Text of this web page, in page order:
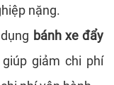
nặng.
bánh xe đẩy
giảm chi phí